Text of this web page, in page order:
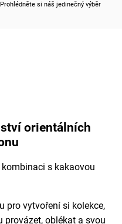
Prohlédněte si náš jedinečný výběr
orientálních
s kakaovou
pro vytvoření si kolekce,
provázet, oblékat a svou